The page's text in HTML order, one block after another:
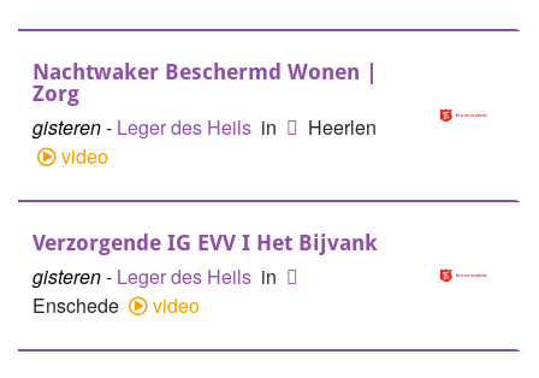
Nachtwaker Beschermd Wonen |
Zorg
gisteren- Leger des Heils in
Heerlen
video
Verzorgende IG EVV I Het Bijvank
gisteren- Leger des Heils in
Enschede
video